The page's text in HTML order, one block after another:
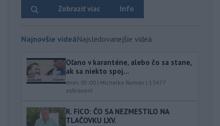
Info
Zobraziť viac
Najnovšie videáNajsledovanejšie videá
Oľano v karanténe, alebo čo sa stane,
ak sa niekto spoj...
dnes 05:00 | Michelko Roman | 13477
zobrazení
R. FICO: ČO SA NEZMESTILO NA
TLAČOVKU LXV.